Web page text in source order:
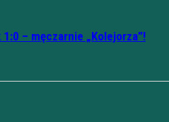
– męczarnie „Kolejorza”!